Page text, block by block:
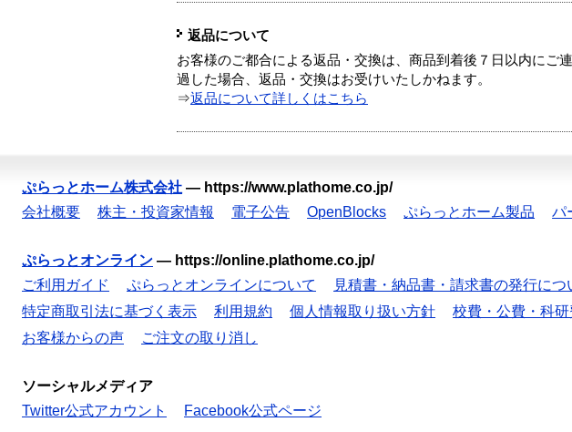
返品について
お客様のご都合による返品・交換は、商品到着後７日以内にご
過した場合、返品・交換はお受けいたしかねます。
⇒返品について詳しくはこちら
ぷらっとホーム株式会社 — https://www.plathome.co.jp/
会社概要
株主・投資家情報 電子公告 OpenBlocks ぷらっとホーム製品 パ
ぷらっとオンライン — https://online.plathome.co.jp/
ご利用ガイド
ぷらっとオンラインについて 見積書・納品書・請求書の発行につ
特定商取引法に基づく表示
利用規約 個人情報取り扱い方針 校費・公費・科
お客様からの声
ご注文の取り消し
ソーシャルメディア
Twitter公式アカウント
Facebook公式ページ